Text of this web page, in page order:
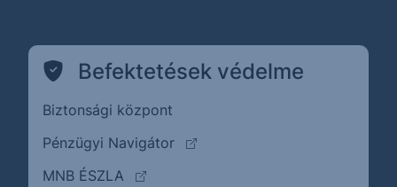
Befektetések védelme
Biztonsági központ
Pénzügyi Navigátor
(külső oldalra ugrik)
MNB ÉSZLA
(külső oldalra ugrik)